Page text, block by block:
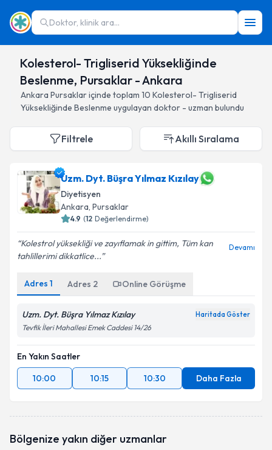
Doktor, klinik ara...
Kolesterol- Trigliserid Yüksekliğinde
Beslenme, Pursaklar - Ankara
Ankara Pursaklariçinde toplam 10 Kolesterol- Trigliserid
Yüksekliğinde Beslenme uygulayan doktor - uzman bulundu
Filtrele Akıllı Sıralama
Uzm. Dyt. Büşra Yılmaz Kızılay
Diyetisyen
Ankara, Pursaklar
4.9 (12 Değerlendirme)
Kolestrol yüksekliği ve zayıflamak in gittim, Tüm kan
tahlillerimi dikkatlice...
Devamı
Adres 1 Adres 2 Online Görüşme
Uzm. Dyt. Büşra Yılmaz Kızılay Haritada Göster
Tevfik İleri Mahallesi Emek Caddesi 14/26
En Yakın Saatler
10:00
10:15 10:30 Daha Fazla
Bölgenize yakın diğer uzmanlar